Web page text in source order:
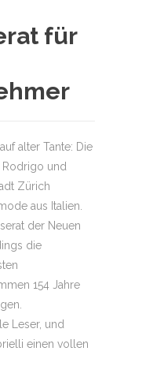
für
alter Tante: Die
und
Zürich
aus Italien.
der Neuen
die
154 Jahre
Leser, und
einen vollen